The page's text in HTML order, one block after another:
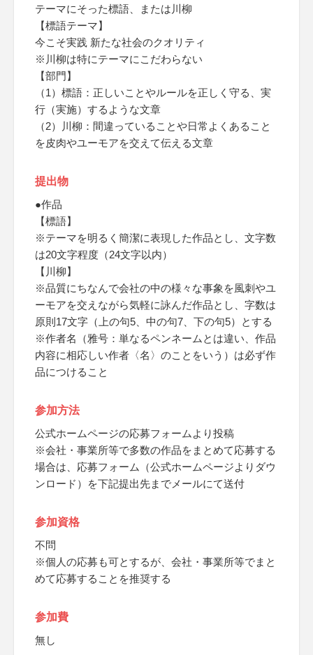
テーマにそった標語、または川柳
【標語テーマ】
今こそ実践 新たな社会のクオリティ
※川柳は特にテーマにこだわらない
【部門】
（1）標語：正しいことやルールを正しく守る、実
行（実施）するような文章
（2）川柳：間違っていることや日常よくあること
を皮肉やユーモアを交えて伝える文章
提出物
●作品
【標語】
※テーマを明るく簡潔に表現した作品とし、文字数
は20文字程度（24文字以内）
【川柳】
※品質にちなんで会社の中の様々な事象を風刺やユ
ーモアを交えながら気軽に詠んだ作品とし、字数は
原則17文字（上の句5、中の句7、下の句5）とする
※作者名（雅号：単なるペンネームとは違い、作品
内容に相応しい作者〈名〉のことをいう）は必ず作
品につけること
参加方法
公式ホームページの応募フォームより投稿
※会社・事業所等で多数の作品をまとめて応募する
場合は、応募フォーム（公式ホームページよりダウ
ンロード）を下記提出先までメールにて送付
参加資格
不問
※個人の応募も可とするが、会社・事業所等でまと
めて応募することを推奨する
参加費
無し